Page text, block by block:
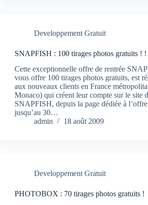
Developpement Gratuit
SNAPFISH : 100 tirages photos gratuits ! !
Cette exceptionnelle offre de rentrée
vous offre 100 tirages photos gratuits, est
aux nouveaux clients en France
Monaco) qui créent leur compte sur le site
SNAPFISH, depuis la page dédiée à
jusqu’au 30…
admin
18 août 2009
Developpement Gratuit
PHOTOBOX : 70 tirages photos gratuits !